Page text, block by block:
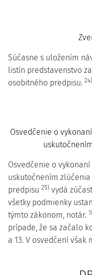
Súčasne s uložením
listín predstavenstvo
osobitného predpisu. 24)
Osvedčenie o
Osvedčenie o
uskutočnením
predpisu 25) vydá
všetky podmienky
týmto zákonom, notár.
prípade, že sa začalo
a 13. V osvedčení